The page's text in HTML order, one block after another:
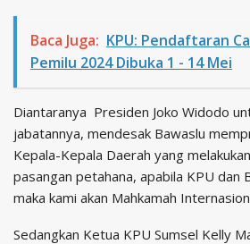
Baca Juga: KPU: Pendaftaran
Pemilu 2024 Dibuka 1 - 14 Mei
Diantaranya Presiden Joko Widodo
jabatannya, mendesak Bawaslu
Kepala-Kepala Daerah yang
pasangan petahana, apabila KPU dan
maka kami akan Mahkamah
Sedangkan Ketua KPU Sumsel Kelly